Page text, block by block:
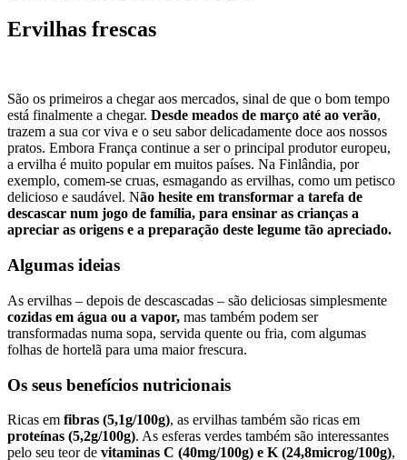
Ervilhas frescas
São os primeiros a chegar aos mercados, sinal de que o bom tempo
está finalmente a chegar. Desde meados de março até ao verão,
trazem a sua cor viva e o seu sabor delicadamente doce aos nossos
pratos. Embora França continue a ser o principal produtor europeu,
a ervilha é muito popular em muitos países. Na Finlândia, por
exemplo, comem-se cruas, esmagando as ervilhas, como um petisco
delicioso e saudável. Não hesite em transformar a tarefa de
descascar num jogo de família, para ensinar as crianças a
apreciar as origens e a preparação deste legume tão apreciado.
Algumas ideias
As ervilhas – depois de descascadas – são deliciosas simplesmente
cozidas em água ou a vapor, mas também podem ser
transformadas numa sopa, servida quente ou fria, com algumas
folhas de hortelã para uma maior frescura.
Os seus benefícios nutricionais
Ricas em fibras (5,1g/100g), as ervilhas também são ricas em
proteínas (5,2g/100g). As esferas verdes também são interessantes
pelo seu teor de vitaminas C (40mg/100g) e K (24,8microg/100g),